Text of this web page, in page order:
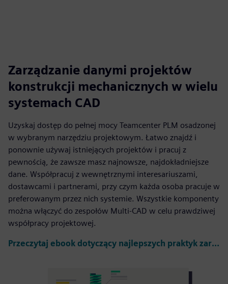
Zarządzanie danymi projektów
konstrukcji mechanicznych w wielu
systemach CAD
Uzyskaj dostęp do pełnej mocy Teamcenter PLM osadzonej
w wybranym narzędziu projektowym. Łatwo znajdź i
ponownie używaj istniejących projektów i pracuj z
pewnością, że zawsze masz najnowsze, najdokładniejsze
dane. Współpracuj z wewnętrznymi interesariuszami,
dostawcami i partnerami, przy czym każda osoba pracuje w
preferowanym przez nich systemie. Wszystkie komponenty
można włączyć do zespołów Multi-CAD w celu prawdziwej
współpracy projektowej.
Przeczytaj ebook dotyczący najlepszych praktyk zarządzania danymi projektowymi